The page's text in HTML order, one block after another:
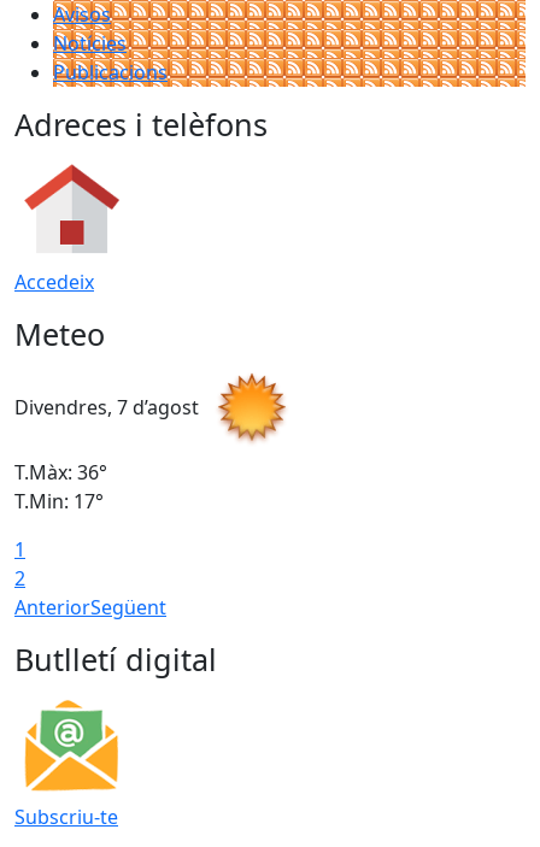
Avisos
Notícies
Publicacions
Adreces i telèfons
Accedeix
Meteo
Divendres, 7 d’agost
T.Màx: 36°
T.Min: 17°
1
2
AnteriorSegüent
Butlletí digital
Subscriu-te